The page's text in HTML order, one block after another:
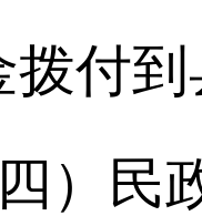
拨付
四）民